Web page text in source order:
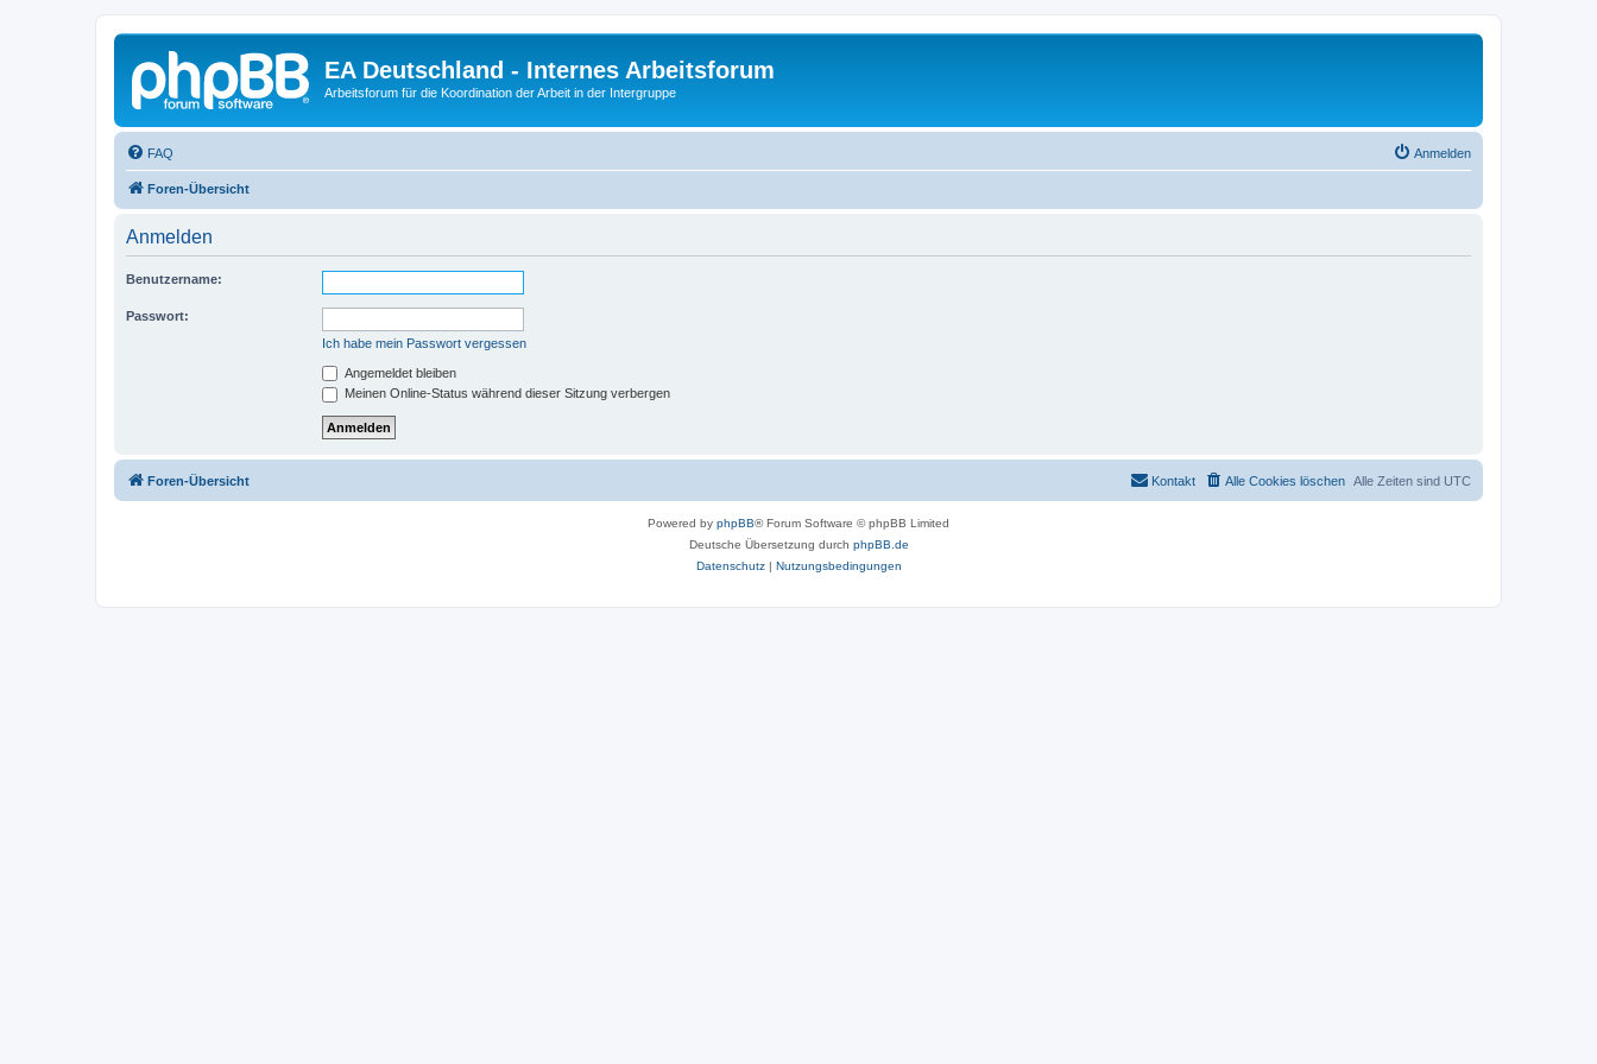
EA Deutschland - Internes Arbeitsforum
Arbeitsforum für die Koordination der Arbeit in der Intergruppe
FAQ Anmelden
Foren-Übersicht
Anmelden
Benutzername:
Passwort:
Ich habe mein Passwort vergessen
Angemeldet bleiben
Meinen Online-Status während dieser Sitzung verbergen
Foren-Übersicht Alle Zeiten sind UTC
Alle Cookies löschen
Kontakt
Powered by phpBB® Forum Software © phpBB Limited
Deutsche Übersetzung durch phpBB.de
Datenschutz| Nutzungsbedingungen